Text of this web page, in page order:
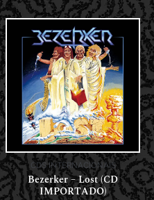
CDS INTERNACIONAIS
Bezerker – Lost (CD
IMPORTADO)